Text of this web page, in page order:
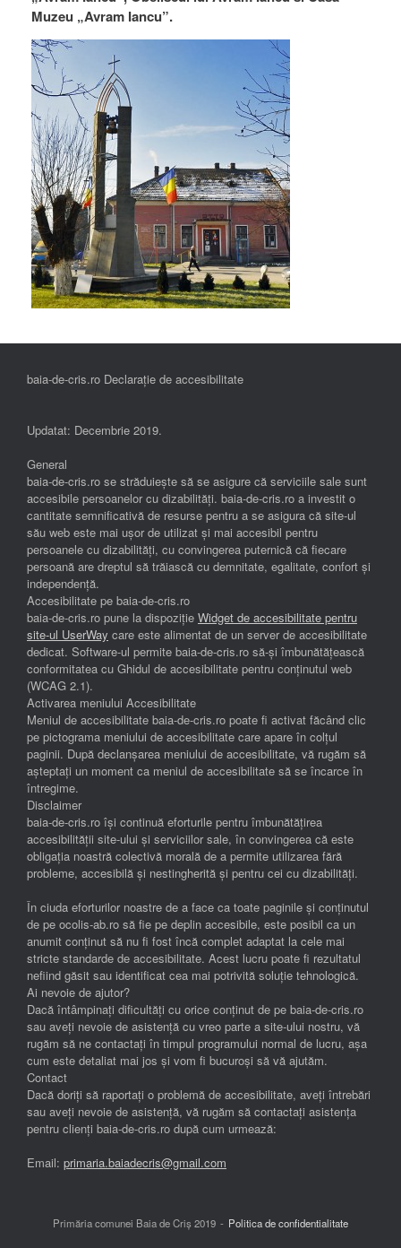
Muzeu „Avram Iancu”.
baia-de-cris.ro Declarație de accesibilitate
Updatat: Decembrie 2019.
General
baia-de-cris.ro se străduiește să se asigure că serviciile sale sunt
accesibile persoanelor cu dizabilități. baia-de-cris.ro a investit o
cantitate semnificativă de resurse pentru a se asigura că site-ul
său web este mai ușor de utilizat și mai accesibil pentru
persoanele cu dizabilități, cu convingerea puternică că fiecare
persoană are dreptul să trăiască cu demnitate, egalitate, confort și
independenţă.
Accesibilitate pe baia-de-cris.ro
baia-de-cris.ro pune la dispoziție Widget de accesibilitate pentru
site-ul UserWay care este alimentat de un server de accesibilitate
dedicat. Software-ul permite baia-de-cris.ro să-și îmbunătățească
conformitatea cu Ghidul de accesibilitate pentru conținutul web
(WCAG 2.1).
Activarea meniului Accesibilitate
Meniul de accesibilitate baia-de-cris.ro poate fi activat făcând clic
pe pictograma meniului de accesibilitate care apare în colțul
paginii. După declanșarea meniului de accesibilitate, vă rugăm să
așteptați un moment ca meniul de accesibilitate să se încarce în
întregime.
Disclaimer
baia-de-cris.ro își continuă eforturile pentru îmbunătățirea
accesibilității site-ului și serviciilor sale, în convingerea că este
obligația noastră colectivă morală de a permite utilizarea fără
probleme, accesibilă și nestingherită și pentru cei cu dizabilități.
În ciuda eforturilor noastre de a face ca toate paginile și conținutul
de pe ocolis-ab.ro să fie pe deplin accesibile, este posibil ca un
anumit conținut să nu fi fost încă complet adaptat la cele mai
stricte standarde de accesibilitate. Acest lucru poate fi rezultatul
nefiind găsit sau identificat cea mai potrivită soluție tehnologică.
Ai nevoie de ajutor?
Dacă întâmpinați dificultăți cu orice conținut de pe baia-de-cris.ro
sau aveți nevoie de asistență cu vreo parte a site-ului nostru, vă
rugăm să ne contactați în timpul programului normal de lucru, așa
cum este detaliat mai jos și vom fi bucuroși să vă ajutăm.
Contact
Dacă doriți să raportați o problemă de accesibilitate, aveți întrebări
sau aveți nevoie de asistență, vă rugăm să contactați asistența
pentru clienți baia-de-cris.ro după cum urmează:
Email: primaria.baiadecris@gmail.com
Primăria comunei Baia de Criș 2019 Politica de confidentialitate